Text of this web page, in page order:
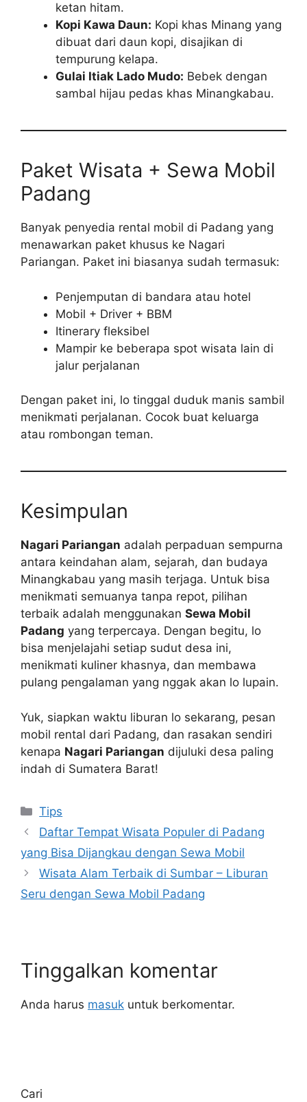
ketan hitam.
Kopi Kawa Daun: Kopi khas Minang yang
dibuat dari daun kopi, disajikan di
tempurung kelapa.
Gulai Itiak Lado Mudo: Bebek dengan
sambal hijau pedas khas Minangkabau.
Paket Wisata + Sewa Mobil
Padang
Banyak penyedia rental mobil di Padang yang
menawarkan paket khusus ke Nagari
Pariangan. Paket ini biasanya sudah termasuk:
Penjemputan di bandara atau hotel
Mobil + Driver + BBM
Itinerary fleksibel
Mampir ke beberapa spot wisata lain di
jalur perjalanan
Dengan paket ini, lo tinggal duduk manis sambil
menikmati perjalanan. Cocok buat keluarga
atau rombongan teman.
Kesimpulan
Nagari Pariangan adalah perpaduan sempurna
antara keindahan alam, sejarah, dan budaya
Minangkabau yang masih terjaga. Untuk bisa
menikmati semuanya tanpa repot, pilihan
terbaik adalah menggunakan Sewa Mobil
Padang yang terpercaya. Dengan begitu, lo
bisa menjelajahi setiap sudut desa ini,
menikmati kuliner khasnya, dan membawa
pulang pengalaman yang nggak akan lo lupain.
Yuk, siapkan waktu liburan lo sekarang, pesan
mobil rental dari Padang, dan rasakan sendiri
kenapa Nagari Pariangan dijuluki desa paling
indah di Sumatera Barat!
Tips
Daftar Tempat Wisata Populer di Padang
yang Bisa Dijangkau dengan Sewa Mobil
Wisata Alam Terbaik di Sumbar – Liburan
Seru dengan Sewa Mobil Padang
Tinggalkan komentar
Anda harus masuk untuk berkomentar.
Cari